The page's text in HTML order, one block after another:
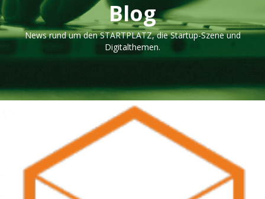
Blog
News rund um den STARTPLATZ, die Startup-Szene und
Digitalthemen.